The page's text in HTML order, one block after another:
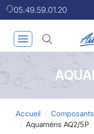
05.49.59.01.20
Accueil
Aquaméris AQ2/5P